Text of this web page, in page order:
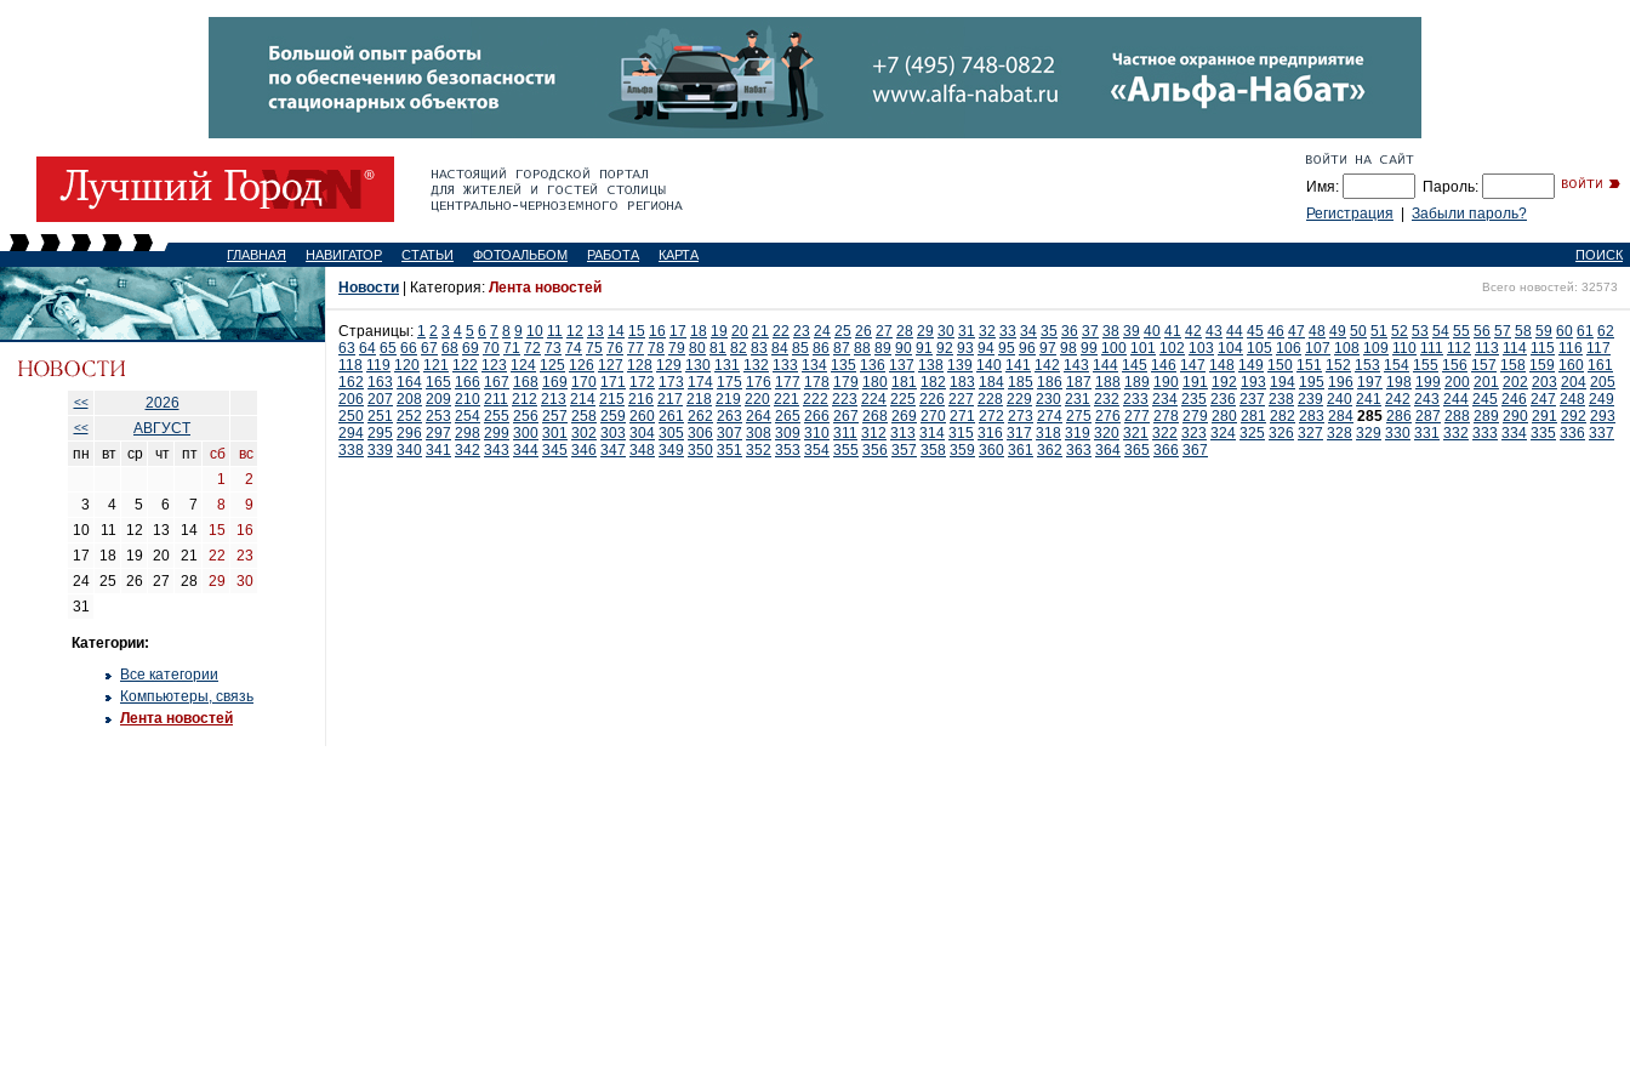
Имя:
Пароль:
Регистрация
Забыли пароль?
ГЛАВНАЯ НАВИГАТОР СТАТЬИ ФОТОАЛЬБОМ РАБОТА КАРТА ПОИСК
<< 2026
<<
АВГУСТ
пн
вт ср чт пт сб
вс
1
2
3
4 5 6 7 8
9
10
11 12 13 14 15
16
17
18 19 20 21 22
23
24 25 26 27 28 29
30
31
Категории:
Все категории
Компьютеры, связь
Лента новостей
Новости | Категория: Лента новостей Всего новостей: 32573
Страницы: 1 2 3 4 5 6 7 8 9 10 11 12 13 14 15 16 17 18 19 20 21 22 23 24 25 26 27 28 29 30 31 32 33 34 35 36 37 38 39 40 41 42 43 44 45 46 47 48 49 50 51 52 53 54 55 56 57 58 59 60 61 62
63 64 65 66 67 68 69 70 71 72 73 74 75 76 77 78 79 80 81 82 83 84 85 86 87 88 89 90 91 92 93 94 95 96 97 98 99 100 101 102 103 104 105 106 107 108 109 110 111 112 113 114 115 116 117
118 119 120 121 122 123 124 125 126 127 128 129 130 131 132 133 134 135 136 137 138 139 140 141 142 143 144 145 146 147 148 149 150 151 152 153 154 155 156 157 158 159 160 161
162 163 164 165 166 167 168 169 170 171 172 173 174 175 176 177 178 179 180 181 182 183 184 185 186 187 188 189 190 191 192 193 194 195 196 197 198 199 200 201 202 203 204 205
206 207 208 209 210 211 212 213 214 215 216 217 218 219 220 221 222 223 224 225 226 227 228 229 230 231 232 233 234 235 236 237 238 239 240 241 242 243 244 245 246 247 248 249
250 251 252 253 254 255 256 257 258 259 260 261 262 263 264 265 266 267 268 269 270 271 272 273 274 275 276 277 278 279 280 281 282 283 284 285 286 287 288 289 290 291 292 293
294 295 296 297 298 299 300 301 302 303 304 305 306 307 308 309 310 311 312 313 314 315 316 317 318 319 320 321 322 323 324 325 326 327 328 329 330 331 332 333 334 335 336 337
338 339 340 341 342 343 344 345 346 347 348 349 350 351 352 353 354 355 356 357 358 359 360 361 362 363 364 365 366 367